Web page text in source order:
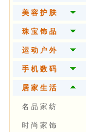
品 牌 男 装
精 致 内 衣
时 尚 配 件
潮 流 女 鞋
品 质 男 鞋
潮 流 女 包
精 品 男 包
功 能 箱 包
美 容 护 肤
护 肤 产 品
时 尚 彩 妆
魅 力 香 水
身 体 护 理
精 油 芳 疗
时 尚 假 发
珠 宝 饰 品
开 运 珠 宝
流 行 饰 品
钻 石 首 饰
翡 翠 首 饰
宝 石 首 饰
运 动 户 外
球 拍 运 动
瑜 伽 美 体
健 身 器 械
户 外 装 备
手 机 数 码
手 机
笔 记 本
数 码 相 机
居 家 生 活
名 品 家 纺
时 尚 家 饰